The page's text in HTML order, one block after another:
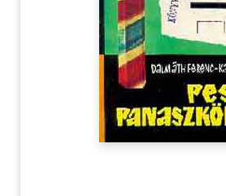
Szótár, nyelvkönyv
Tankönyv, segédkönyv
Társadalomtudomány
Természettudomány